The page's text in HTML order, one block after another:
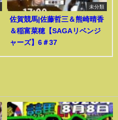
未分類
佐賀競馬|佐藤哲三＆熊崎晴香
＆稲富菜穂【SAGAリベンジ
ャーズ】6＃37